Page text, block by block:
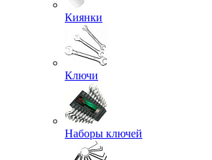
Киянки
Ключи
Наборы ключей